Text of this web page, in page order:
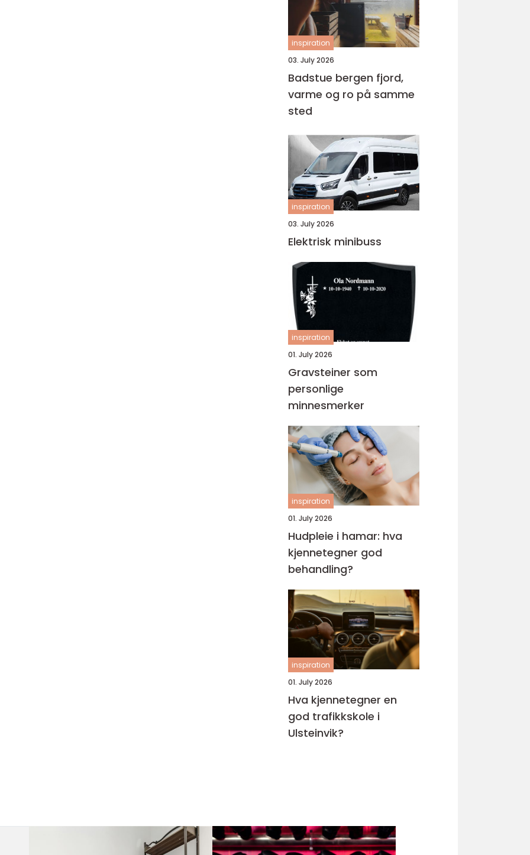
inspiration
03. July 2026
Badstue bergen fjord,
varme og ro på samme
sted
inspiration
03. July 2026
Elektrisk minibuss
inspiration
01. July 2026
Gravsteiner som
personlige
minnesmerker
inspiration
01. July 2026
Hudpleie i hamar: hva
kjennetegner god
behandling?
inspiration
01. July 2026
Hva kjennetegner en
god trafikkskole i
Ulsteinvik?